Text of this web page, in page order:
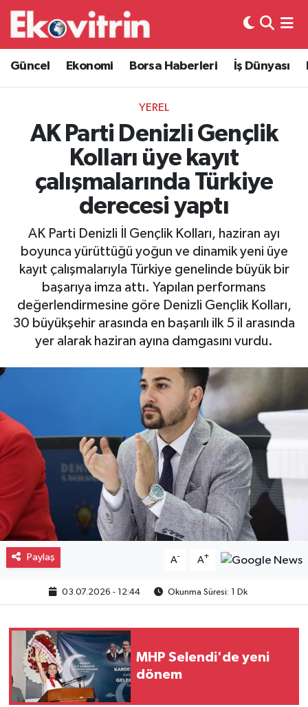
Güncel Ekonomi Borsa Haberleri İş Dünyası
YEREL
AK Parti Denizli Gençlik
Kolları üye kayıt
çalışmalarında Türkiye
derecesi yaptı
AK Parti Denizli İl Gençlik Kolları, haziran ayı
boyunca yürüttüğü yoğun ve dinamik yeni üye
kayıt çalışmalarıyla Türkiye genelinde büyük bir
başarıya imza attı. Yapılan performans
değerlendirmesine göre Denizli Gençlik Kolları,
30 büyükşehir arasında en başarılı ilk 5 il arasında
yer alarak haziran ayına damgasını vurdu.
Paylaş A- A+
03.07.2026 - 12:44 Okunma Süresi: 1 Dk
MHP Selendi'de yeni
dönem
Güncel
Ekonomi
Borsa Haberleri
İş Dünyası
Lojistik
Otovitrin
Asayiş
Magazin
Gayrimenkul
Spor
Hava Durumu
Trafik Durumu
Süper Lig Puan Durumu ve Fikstür
Tüm Manşetler
Son Dakika Haberleri
Haber Arşivi